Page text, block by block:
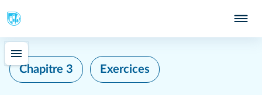
Chapitre 3 Exercices